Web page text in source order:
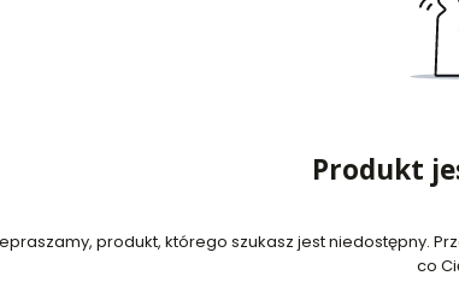
Produkt
produkt, którego szukasz jest niedostępny.
co